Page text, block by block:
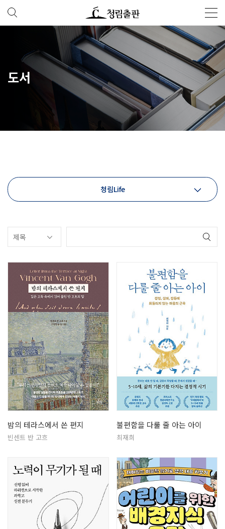
도서
청림Life
밤의 테라스에서 쓴 편지
빈센트 반 고흐
불편함을 다룰 줄 아는 아이
최재희